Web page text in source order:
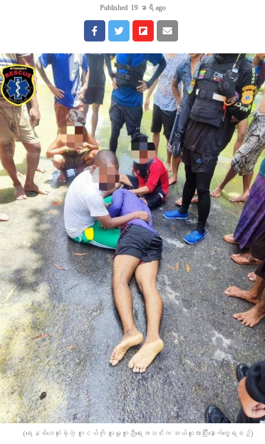
Published 19 နာရီ ago
(​ရေနစ်​သေဆုံးခဲ့တဲ့ လူငယ်ကို လူမှုကူညီ​ရေးအသင်းက ဆယ်ယူလာပြီး​နောက်​တွေ့ရစဥ်)